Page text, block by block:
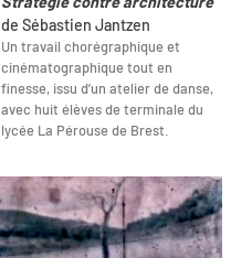
de Sébastien Jantzen
Un travail chorégraphique et
cinématographique tout en
finesse, issu d’un atelier de danse,
avec huit élèves de terminale du
lycée La Pérouse de Brest.